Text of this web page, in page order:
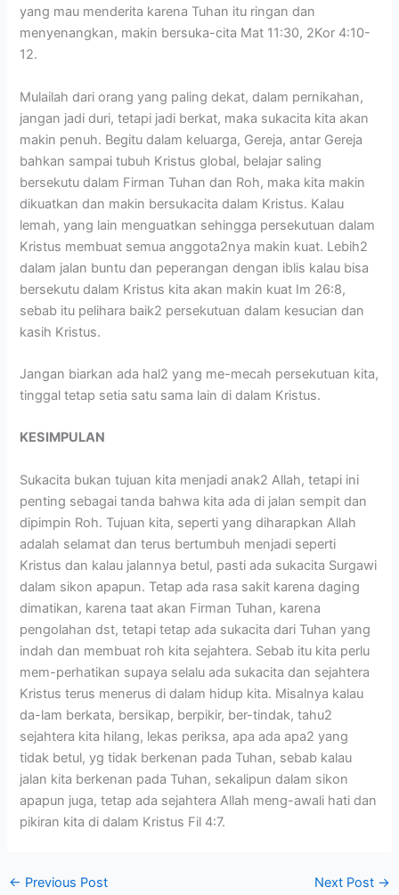
yang mau menderita karena Tuhan itu ringan dan
menyenangkan, makin bersuka-cita Mat 11:30, 2Kor 4:10-
12.
Mulailah dari orang yang paling dekat, dalam pernikahan,
jangan jadi duri, tetapi jadi berkat, maka sukacita kita akan
makin penuh. Begitu dalam keluarga, Gereja, antar Gereja
bahkan sampai tubuh Kristus global, belajar saling
bersekutu dalam Firman Tuhan dan Roh, maka kita makin
dikuatkan dan makin bersukacita dalam Kristus. Kalau
lemah, yang lain menguatkan sehingga persekutuan dalam
Kristus membuat semua anggota2nya makin kuat. Lebih2
dalam jalan buntu dan peperangan dengan iblis kalau bisa
bersekutu dalam Kristus kita akan makin kuat Im 26:8,
sebab itu pelihara baik2 persekutuan dalam kesucian dan
kasih Kristus.
Jangan biarkan ada hal2 yang me-mecah persekutuan kita,
tinggal tetap setia satu sama lain di dalam Kristus.
KESIMPULAN
Sukacita bukan tujuan kita menjadi anak2 Allah, tetapi ini
penting sebagai tanda bahwa kita ada di jalan sempit dan
dipimpin Roh. Tujuan kita, seperti yang diharapkan Allah
adalah selamat dan terus bertumbuh menjadi seperti
Kristus dan kalau jalannya betul, pasti ada sukacita Surgawi
dalam sikon apapun. Tetap ada rasa sakit karena daging
dimatikan, karena taat akan Firman Tuhan, karena
pengolahan dst, tetapi tetap ada sukacita dari Tuhan yang
indah dan membuat roh kita sejahtera. Sebab itu kita perlu
mem-perhatikan supaya selalu ada sukacita dan sejahtera
Kristus terus menerus di dalam hidup kita. Misalnya kalau
da-lam berkata, bersikap, berpikir, ber-tindak, tahu2
sejahtera kita hilang, lekas periksa, apa ada apa2 yang
tidak betul, yg tidak berkenan pada Tuhan, sebab kalau
jalan kita berkenan pada Tuhan, sekalipun dalam sikon
apapun juga, tetap ada sejahtera Allah meng-awali hati dan
pikiran kita di dalam Kristus Fil 4:7.
← Previous Post Next Post →